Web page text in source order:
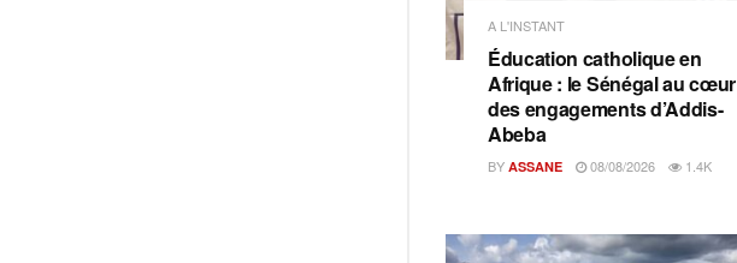
A L'INSTANT
Éducation catholique en
Afrique : le Sénégal au cœur
des engagements d’Addis-
Abeba
BY ASSANE 08/08/2026 1.4K